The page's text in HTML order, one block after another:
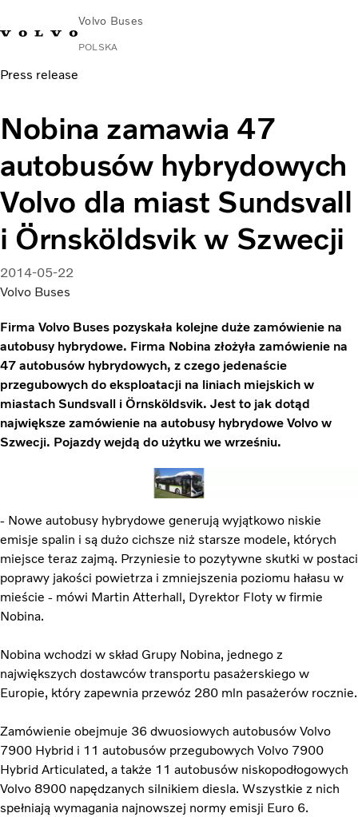
Volvo Buses
POLSKA
Press release
Nobina zamawia 47
autobusów hybrydowych
Volvo dla miast Sundsvall
i Örnsköldsvik w Szwecji
2014-05-22
Volvo Buses
Firma Volvo Buses pozyskała kolejne duże zamówienie na
autobusy hybrydowe. Firma Nobina złożyła zamówienie na
47 autobusów hybrydowych, z czego jedenaście
przegubowych do eksploatacji na liniach miejskich w
miastach Sundsvall i Örnsköldsvik. Jest to jak dotąd
największe zamówienie na autobusy hybrydowe Volvo w
Szwecji. Pojazdy wejdą do użytku we wrześniu.
- Nowe autobusy hybrydowe generują wyjątkowo niskie
emisje spalin i są dużo cichsze niż starsze modele, których
miejsce teraz zajmą. Przyniesie to pozytywne skutki w postaci
poprawy jakości powietrza i zmniejszenia poziomu hałasu w
mieście - mówi Martin Atterhall, Dyrektor Floty w firmie
Nobina.
Nobina wchodzi w skład Grupy Nobina, jednego z
największych dostawców transportu pasażerskiego w
Europie, który zapewnia przewóz 280 mln pasażerów rocznie.
Zamówienie obejmuje 36 dwuosiowych autobusów Volvo
7900 Hybrid i 11 autobusów przegubowych Volvo 7900
Hybrid Articulated, a także 11 autobusów niskopodłogowych
Volvo 8900 napędzanych silnikiem diesla. Wszystkie z nich
spełniają wymagania najnowszej normy emisji Euro 6.